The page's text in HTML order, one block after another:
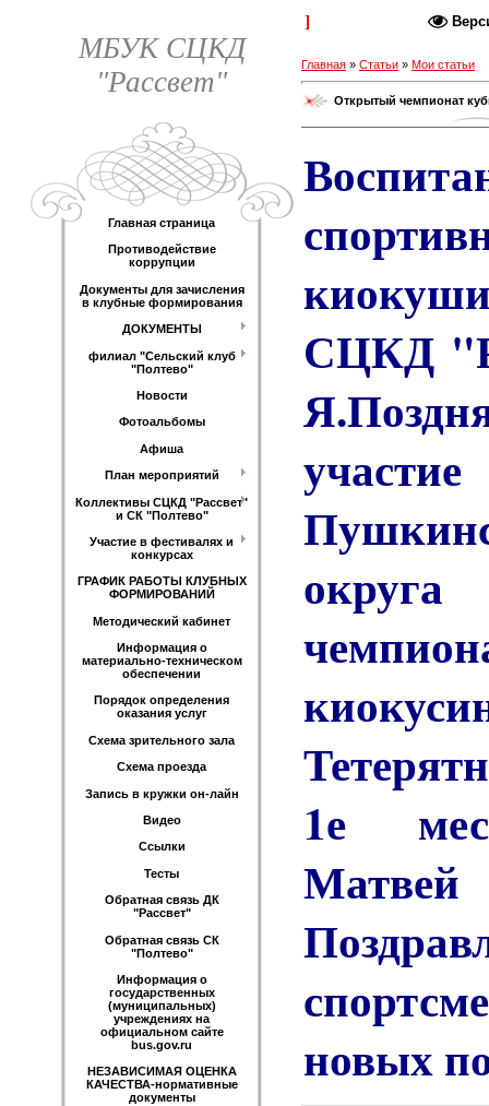
МБУК СЦКД
"Рассвет"
Главная страница
Противодействие
коррупции
Документы для зачисления
в клубные формирования
ДОКУМЕНТЫ
филиал "Сельский клуб
"Полтево"
Новости
Фотоальбомы
Афиша
План мероприятий
Коллективы СЦКД "Рассвет"
и СК "Полтево"
Участие в фестивалях и
конкурсах
ГРАФИК РАБОТЫ КЛУБНЫХ
ФОРМИРОВАНИЙ
Методический кабинет
Информация о
материально-техническом
обеспечении
Порядок определения
оказания услуг
Схема зрительного зала
Схема проезда
Запись в кружки он-лайн
Видео
Ссылки
Тесты
Обратная связь ДК
"Рассвет"
Обратная связь СК
"Полтево"
Информация о
государственных
(муниципальных)
учреждениях на
официальном сайте
bus.gov.ru
НЕЗАВИСИМАЯ ОЦЕНКА
КАЧЕСТВА-нормативные
документы
Каталог статей
Главная » Статьи » Мои статьи
Открытый чемпионат
СЦКД
1е
новых